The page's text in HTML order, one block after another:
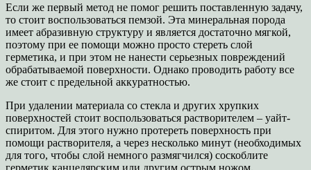
Если же первый метод не помог решить поставленную задачу,
то стоит воспользоваться пемзой. Эта минеральная порода
имеет абразивную структуру и является достаточно мягкой,
поэтому при ее помощи можно просто стереть слой
герметика, и при этом не нанести серьезных повреждений
обрабатываемой поверхности. Однако проводить работу все
же стоит с предельной аккуратностью.
При удалении материала со стекла и других хрупких
поверхностей стоит воспользоваться растворителем – уайт-
спиритом. Для этого нужно протереть поверхность при
помощи растворителя, а через несколько минут (необходимых
для того, чтобы слой немного размягчился) соскоблите
герметик канцелярским или другим острым ножом.